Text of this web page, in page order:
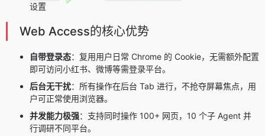
设置
Web Access的核心优势
自带登录态：复用用户日常 Chrome 的 Cookie，无需额外配置
即可访问小红书、微博等需登录平台。
后台无干扰：所有操作在后台 Tab 进行，不抢夺屏幕焦点，用
户可正常使用浏览器。
并发能力极强：支持同时操作 100+ 网页，10 个子 Agent 并
行调研不同平台。